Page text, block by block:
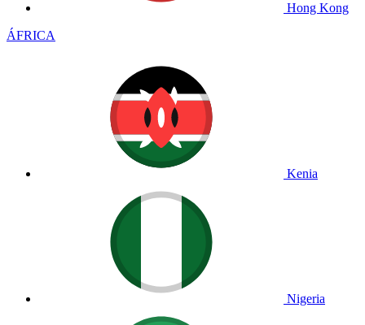
Hong Kong
ÁFRICA
Kenia
Nigeria